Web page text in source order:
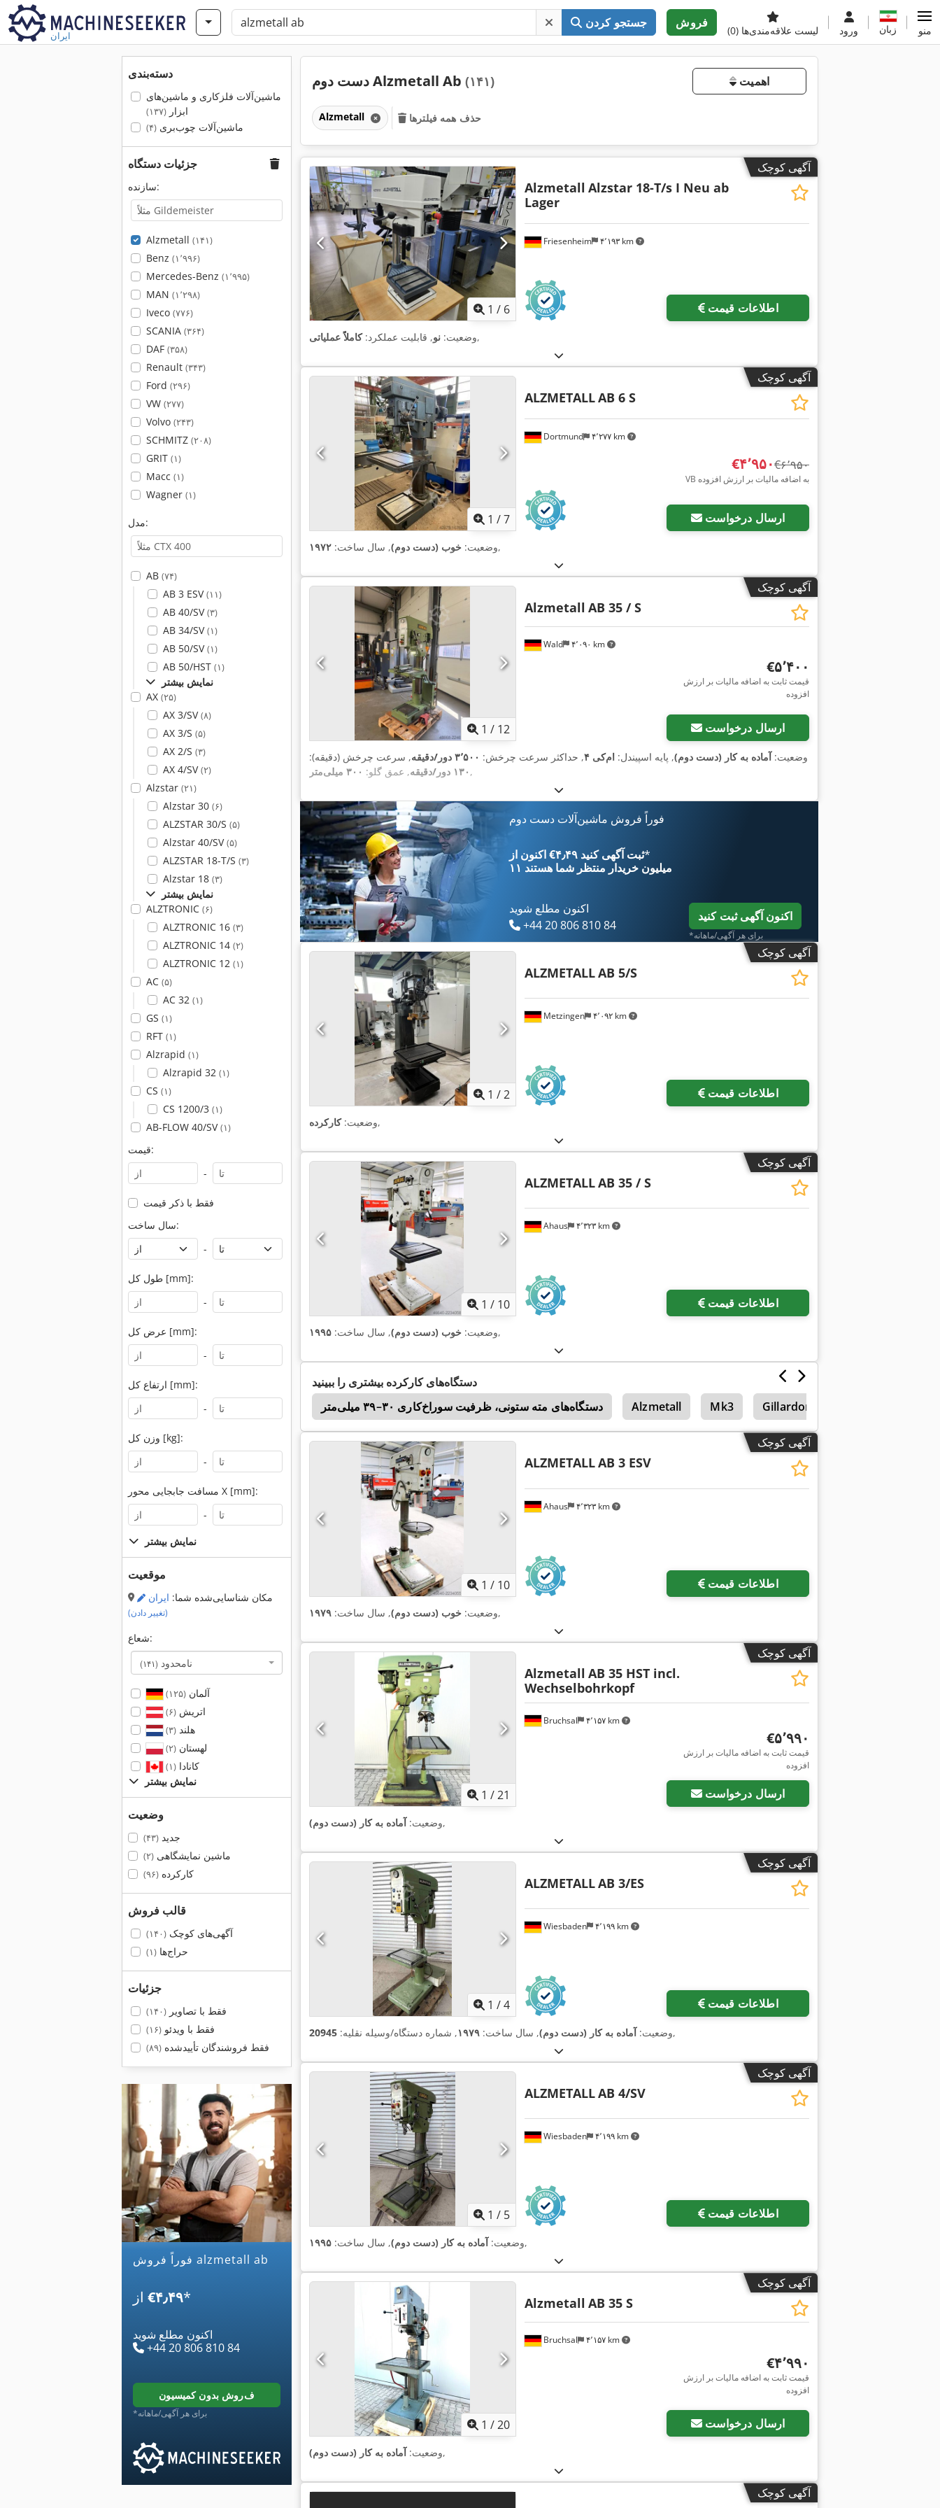
ایران
جستجو کردن فروش
لیست علاقه‌مندی‌ها (0) ورود زبان منو
دسته‌بندی
ماشین‌آلات فلزکاری و ماشین‌های
ابزار(۱۳۷)
ماشین‌آلات چوب‌بری(۴)
جزئیات دستگاه
سازنده:
Alzmetall (۱۴۱)
Benz (۱٬۹۹۶)
Mercedes-Benz (۱٬۹۹۵)
MAN (۱٬۲۹۸)
Iveco (۷۷۶)
SCANIA (۳۶۴)
DAF (۳۵۸)
Renault (۳۴۳)
Ford (۲۹۶)
VW (۲۷۷)
Volvo (۲۴۳)
SCHMITZ (۲۰۸)
GRIT (۱)
Macc (۱)
Wagner (۱)
مدل:
AB (۷۴)
AB 3 ESV(۱۱)
AB 40/SV(۳)
AB 34/SV(۱)
AB 50/SV(۱)
AB 50/HST (۱)
نمایش بیشتر
AX (۲۵)
AX 3/SV(۸)
AX 3/S (۵)
AX 2/S (۳)
AX 4/SV(۲)
Alzstar (۲۱)
Alzstar 30 (۶)
ALZSTAR 30/S (۵)
Alzstar 40/SV(۵)
ALZSTAR 18-T/S (۳)
Alzstar 18 (۳)
نمایش بیشتر
ALZTRONIC (۶)
ALZTRONIC 16 (۳)
ALZTRONIC 14 (۲)
ALZTRONIC 12 (۱)
AC (۵)
AC 32 (۱)
GS (۱)
RFT (۱)
Alzrapid (۱)
Alzrapid 32 (۱)
CS (۱)
CS 1200/3 (۱)
AB-FLOW 40/SV(۱)
قیمت:
-
فقط با ذکر قیمت
سال ساخت:
-
طول کل [mm]:
-
عرض کل [mm]:
-
ارتفاع کل [mm]:
-
وزن کل [kg]:
-
مسافت جابجایی محور X [mm]:
-
نمایش بیشتر
موقعیت
مکان شناسایی‌شده شما: ایران
(تغییر دادن)
شعاع:
نامحدود (۱۴۱)
آلمان(۱۲۵)
اتریش(۶)
هلند(۳)
لهستان(۲)
کانادا(۱)
نمایش بیشتر
وضعیت
جدید(۴۳)
ماشین نمایشگاهی(۲)
کارکرده(۹۶)
قالب فروش
آگهی‌های کوچک(۱۴۰)
حراج‌ها(۱)
جزئیات
فقط با تصاویر(۱۴۰)
فقط با ویدئو(۱۶)
فقط فروشندگان تأییدشده(۸۹)
فوراً فروش alzmetall ab
‎€۴٫۴۹*
اکنون مطلع شوید
+44 20 806 810 84
فروش بدون کمیسیون
*برای هر آگهی/ماهانه
دست دوم Alzmetall Ab (۱۴۱) اهمیت
Alzmetall حذف همه فیلترها
آگهی کوچک
1 / 6
Friesenheim ۴٬۱۹۳ km
Alzmetall Alzstar 18-T/s I Neu ab
Lager
اطلاعات قیمت
وضعیت: نو, قابلیت عملکرد:کاملاً عملیاتی ,
آگهی کوچک
1 /7
Dortmund ۴٬۲۷۷ km
ALZMETALLAB 6 S
‎€۴٬۹۵۰ ‎€۶٬۹۵۰
VB به اضافه مالیات بر ارزش افزوده
ارسال درخواست
وضعیت: خوب (دست دوم), سال ساخت: ۱۹۷۲ ,
آگهی کوچک
1 / 12
Wald ۴٬۰۹۰ km
Alzmetall AB 35 / S
‎€۵٬۴۰۰
قیمت ثابت به اضافه مالیات بر ارزش
افزوده
ارسال درخواست
وضعیت:آماده به کار (دست دوم), پایه اسپیندل: ام‌کی ۴ , حداکثر سرعت چرخش: ۳٬۵۰۰ دور/دقیقه
, سرعت چرخش (دقیقه):
۱۳۰ دور/دقیقه
, عمق گلو: ۳۰۰ میلی‌متر ,
فوراً فروش ماشین‌آلات دست دوم
اکنون از ‎€۴٫۴۹ ثبت آگهی کنید*
۱۱ میلیون خریدار منتظر شما هستند
اکنون مطلع شوید
+44 20 806 810 84
اکنون آگهی ثبت کنید
*برای هر آگهی/ماهانه
آگهی کوچک
1 /2
Metzingen ۴٬۰۹۲ km
ALZMETALLAB 5/S
اطلاعات قیمت
وضعیت:کارکرده ,
آگهی کوچک
1 / 10
Ahaus ۴٬۳۲۳ km
ALZMETALLAB 35 / S
اطلاعات قیمت
وضعیت: خوب (دست دوم), سال ساخت: ۱۹۹۵ ,
دستگاه‌های کارکرده بیشتری را ببینید
دستگاه‌های مته ستونی، ظرفیت سوراخ‌کاری ۳۰–۳۹ میلی‌متر
Alzmetall Mk3 Gillardon
Alzmetall Ab 4 Sv
آگهی کوچک
1 / 10
Ahaus ۴٬۳۲۳ km
ALZMETALLAB 3 ESV
اطلاعات قیمت
وضعیت: خوب (دست دوم), سال ساخت: ۱۹۷۹ ,
آگهی کوچک
1 /21
Bruchsal ۴٬۱۵۷ km
Alzmetall AB 35 HST incl.
Wechselbohrkopf
‎€۵٬۹۹۰
قیمت ثابت به اضافه مالیات بر ارزش
افزوده
ارسال درخواست
وضعیت:آماده به کار (دست دوم) ,
آگهی کوچک
1 /4
Wiesbaden ۴٬۱۹۹ km
ALZMETALLAB 3/ES
اطلاعات قیمت
وضعیت:آماده به کار (دست دوم), سال ساخت: ۱۹۷۹, شماره دستگاه/وسیله نقلیه: 20945 ,
آگهی کوچک
1 / 5
Wiesbaden ۴٬۱۹۹ km
ALZMETALLAB 4/SV
اطلاعات قیمت
وضعیت: آماده به کار (دست دوم), سال ساخت: ۱۹۹۵ ,
آگهی کوچک
1 /20
Bruchsal ۴٬۱۵۷ km
Alzmetall AB 35 S
‎€۴٬۹۹۰
قیمت ثابت به اضافه مالیات بر ارزش
افزوده
ارسال درخواست
وضعیت: آماده به کار (دست دوم) ,
آگهی کوچک